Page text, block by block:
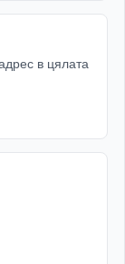
в цялата